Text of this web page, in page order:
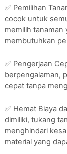
✅ Pemilihan
cocok untuk
memilih
membutuhkan
✅ Pengerjaan
berpengalaman,
cepat tanpa
✅ Hemat Biaya
dimiliki, tukang
menghindari
material yang